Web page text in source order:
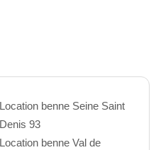
Location benne Seine Saint
Denis 93
Location benne Val de